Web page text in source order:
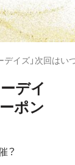
デイズ」次回は
デイ
ポン
？